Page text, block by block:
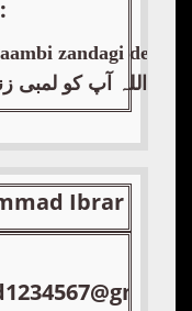
zandagi de.
اللہ آپ کو لمبی
Ibrar